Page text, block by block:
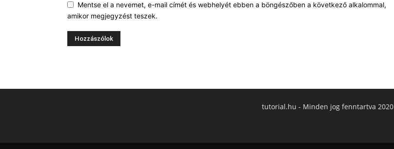
Mentse el a nevemet, e-mail címét és webhelyét ebben a böngészőben a következő alkalommal,
amikor megjegyzést teszek.
tutorial.hu - Minden jog fenntartva 2020